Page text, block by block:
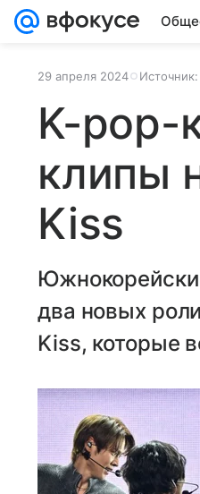
29 апреля 2024 Источник:
K-pop-
клипы
Kiss
два новых
Kiss, которые